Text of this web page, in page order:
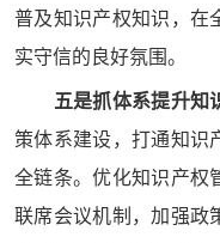
普及知识产权知识，在
实守信的良好氛围。
五是抓体系提升知
策体系建设，打通知识
全链条。优化知识产权
联席会议机制，加强政